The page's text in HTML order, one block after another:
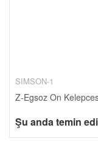
SIMSON-1
Z-Egsoz On
Şu anda temin